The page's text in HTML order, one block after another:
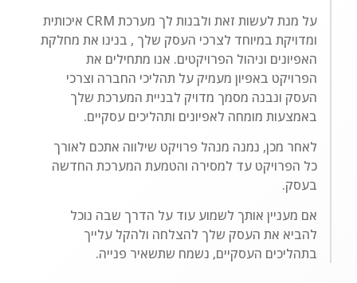
על מנת לעשות זאת ולבנות לך מערכת CRM איכותית
ומדויקת במיוחד לצרכי העסק שלך , בנינו את מחלקת
האפיונים וניהול הפרויקטים. אנו מתחילים את
הפרויקט באפיון מעמיק על תהליכי החברה וצרכי
העסק ונבנה מסמך מדויק לבניית המערכת שלך
באמצעות מומחה לאפיונים ותהליכים עסקיים.
לאחר מכן, נמנה מנהל פרויקט שילווה אתכם לאורך
כל הפרויקט עד למסירה והטמעת המערכת החדשה
בעסק.
אם מעניין אותך לשמוע עוד על הדרך שבה נוכל
להביא את העסק שלך להצלחה ולהקל עלייך
בתהליכים העסקיים, נשמח שתשאיר פנייה.